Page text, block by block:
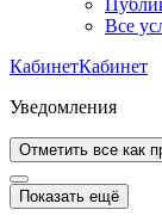
Все
КабинетКабинет
Уведомления
Отметить все как
Показать ещё